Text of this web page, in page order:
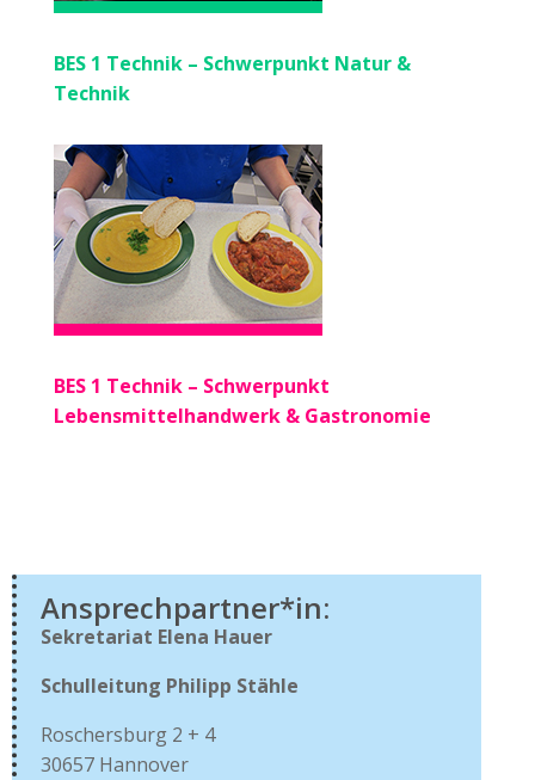
BES 1 Technik – Schwerpunkt Natur &
Technik
BES 1 Technik – Schwerpunkt
Lebensmittelhandwerk & Gastronomie
Ansprechpartner*in:
Sekretariat Elena Hauer
Schulleitung Philipp Stähle
Roschersburg 2 + 4
30657 Hannover